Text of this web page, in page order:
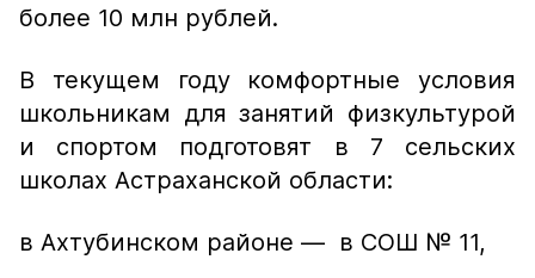
более 10 млн рублей.
В текущем году комфортные условия
школьникам для занятий физкультурой
и спортом подготовят в 7 сельских
школах Астраханской области:
в Ахтубинском районе — в СОШ № 11,